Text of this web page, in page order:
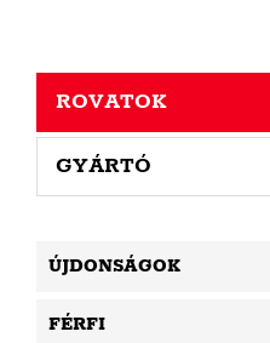
ROVATOK
GYÁRTÓ
ÚJDONSÁGOK
FÉRFI